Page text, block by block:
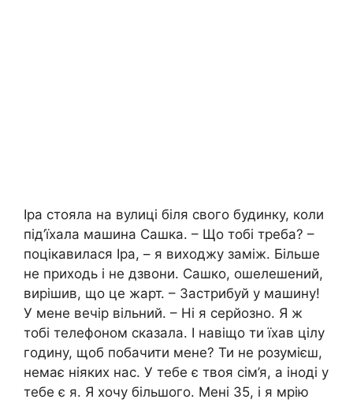
Іра стояла на вулиці біля свого будинку, коли
під’їхала машина Сашка. – Що тобі треба? –
поцікавилася Іра, – я виходжу заміж. Більше
не приходь і не дзвони. Сашко, ошелешений,
вирішив, що це жарт. – Застрибуй у машину!
У мене вечір вільний. – Ні я серйозно. Я ж
тобі телефоном сказала. І навіщо ти їхав цілу
годину, щоб побачити мене? Ти не розумієш,
немає ніяких нас. У тебе є твоя сім’я, а іноді у
тебе є я. Я хочу більшого. Мені 35, і я мрію